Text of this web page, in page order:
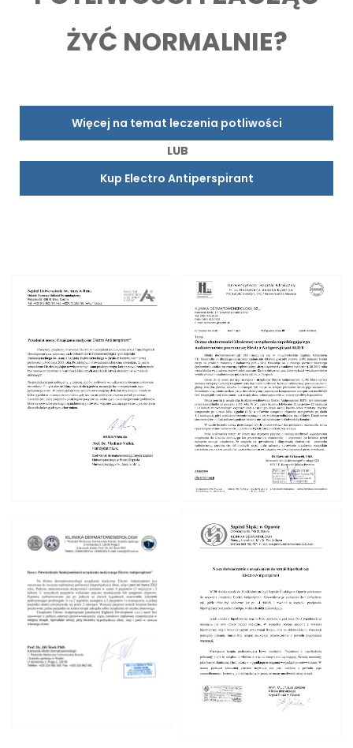
ŻYĆ NORMALNIE?
Więcej na temat leczenia potliwości
LUB
Kup Electro Antiperspirant